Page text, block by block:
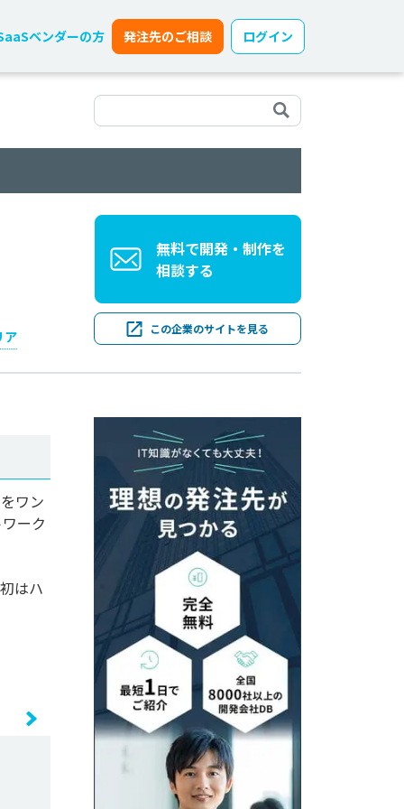
ベンダーの方 発注先のご相談 ログイン
ア
無料で開発・制作を
相談する
この企業のサイトを見る
ワン
ーク
はハ